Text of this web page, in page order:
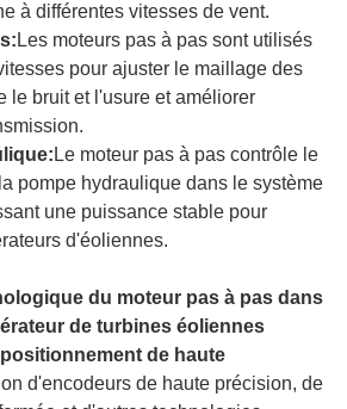
à différentes vitesses de vent.
Les moteurs pas à pas sont utilisés
pour ajuster le maillage des
le bruit et l'usure et améliorer
Le moteur pas à pas contrôle le
pompe hydraulique dans le système
une puissance stable pour
d'éoliennes.
du moteur pas à pas dans
de turbines éoliennes
de haute
d'encodeurs de haute précision, de